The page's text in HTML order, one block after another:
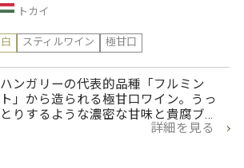
トカイ
白
スティルワイン 極甘口
ハンガリーの代表的品種「フルミン
ト」から造られる極甘口ワイン。うっ
とりするような濃密な甘味と貴腐ブ…
詳細を見る